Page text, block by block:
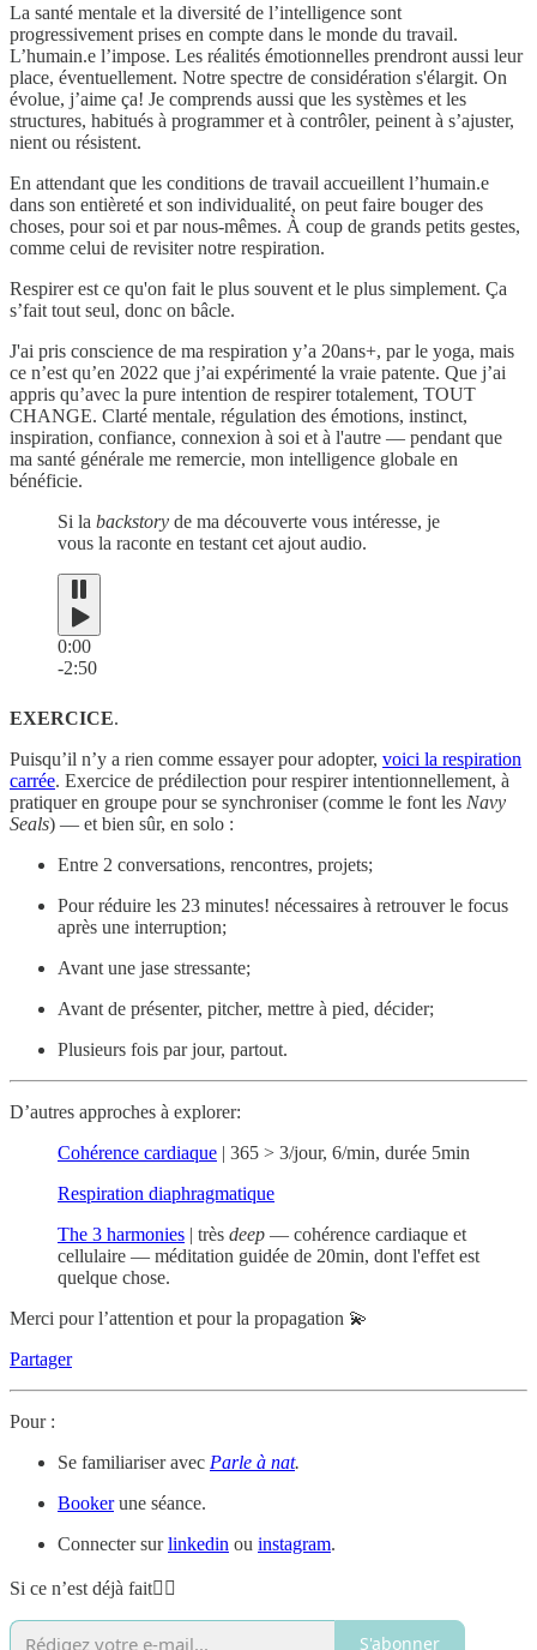
La santé mentale et la diversité de l’intelligence sont
progressivement prises en compte dans le monde du travail.
L’humain.e l’impose. Les réalités émotionnelles prendront aussi leur
place, éventuellement. Notre spectre de considération s'élargit. On
évolue, j’aime ça! Je comprends aussi que les systèmes et les
structures, habitués à programmer et à contrôler, peinent à s’ajuster,
nient ou résistent.
En attendant que les conditions de travail accueillent l’humain.e
dans son entièreté et son individualité, on peut faire bouger des
choses, pour soi et par nous-mêmes. À coup de grands petits gestes,
comme celui de revisiter notre respiration.
Respirer est ce qu'on fait le plus souvent et le plus simplement. Ça
s’fait tout seul, donc on bâcle.
J'ai pris conscience de ma respiration y’a 20ans+, par le yoga, mais
ce n’est qu’en 2022 que j’ai expérimenté la vraie patente. Que j’ai
appris qu’avec la pure intention de respirer totalement, TOUT
CHANGE. Clarté mentale, régulation des émotions, instinct,
inspiration, confiance, connexion à soi et à l'autre — pendant que
ma santé générale me remercie, mon intelligence globale en
bénéficie.
Si la backstory de ma découverte vous intéresse, je
vous la raconte en testant cet ajout audio.
0:00
-2:50
EXERCICE.
Puisqu’il n’y a rien comme essayer pour adopter, voici la respiration
carrée. Exercice de prédilection pour respirer intentionnellement, à
pratiquer en groupe pour se synchroniser (comme le font les Navy
Seals) — et bien sûr, en solo :
Entre 2 conversations, rencontres, projets;
Pour réduire les 23 minutes! nécessaires à retrouver le focus
après une interruption;
Avant une jase stressante;
Avant de présenter, pitcher, mettre à pied, décider;
Plusieurs fois par jour, partout.
D’autres approches à explorer:
Cohérence cardiaque | 365 > 3/jour, 6/min, durée 5min
Respiration diaphragmatique
The 3 harmonies | très deep — cohérence cardiaque et
cellulaire — méditation guidée de 20min, dont l'effet est
quelque chose.
Merci pour l’attention et pour la propagation 💫
Partager
Pour :
Se familiariser avec Parle à nat.
Bookerune séance.
Connecter surlinkedin ou instagram.
Si ce n’est déjà fait👇🏼
S'abonner